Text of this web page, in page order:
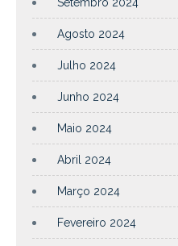
Agosto 2024
Julho 2024
Junho 2024
Maio 2024
Abril 2024
Março 2024
Fevereiro 2024